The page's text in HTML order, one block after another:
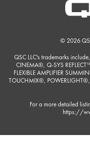
© 2026
QSC LLC's trademarks
CINEMA®, Q-SYS
FLEXIBLE AMPLIFIER
TOUCHMIX®,
For a more detailed
https://